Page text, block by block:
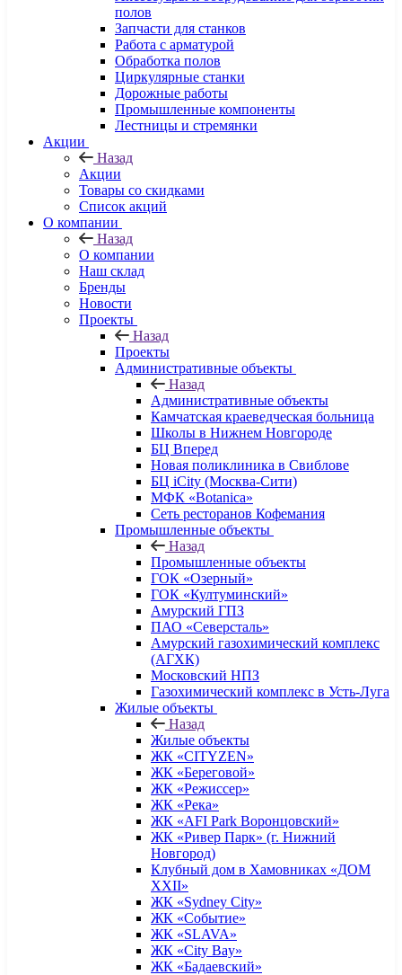
полов
Запчасти для станков
Работа с арматурой
Обработка полов
Циркулярные станки
Дорожные работы
Промышленные компоненты
Лестницы и стремянки
Акции
Назад
Акции
Товары со скидками
Список акций
О компании
Назад
О компании
Наш склад
Бренды
Новости
Проекты
Назад
Проекты
Административные объекты
Назад
Административные объекты
Камчатская краеведческая больница
Школы в Нижнем Новгороде
БЦ Вперед
Новая поликлиника в Свиблове
БЦ iCity (Москва-Сити)
МФК «Botanica»
Сеть ресторанов Кофемания
Промышленные объекты
Назад
Промышленные объекты
ГОК «Озерный»
ГОК «Култуминский»
Амурский ГПЗ
ПАО «Северсталь»
Амурский газохимический комплекс
(АГХК)
Московский НПЗ
Газохимический комплекс в Усть-Луга
Жилые объекты
Назад
Жилые объекты
ЖК «CITYZEN»
ЖК «Береговой»
ЖК «Режиссер»
ЖК «Река»
ЖК «AFI Park Воронцовский»
ЖК «Ривер Парк» (г. Нижний
Новгород)
Клубный дом в Хамовниках «ДОМ
XXII»
ЖК «Sydney City»
ЖК «Событие»
ЖК «SLAVA»
ЖК «City Bay»
ЖК «Бадаевский»